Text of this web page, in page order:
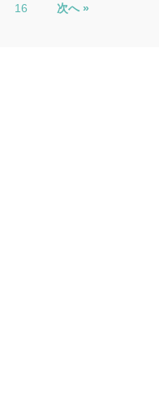
16 次へ »